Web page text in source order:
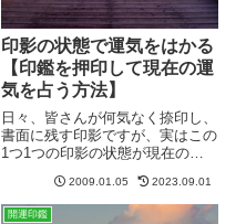
印影の状態で運気をはかる
【印鑑を押印して現在の運
気を占う方法】
日々、皆さんが何気なく捺印し、
書面に残す印影ですが、実はこの
1つ1つの印影の状態が現在の皆
です。このページでは印鑑を押し
て、印影の濃淡やかすれなどか
2009.01.05 2023.09.01
開運印鑑